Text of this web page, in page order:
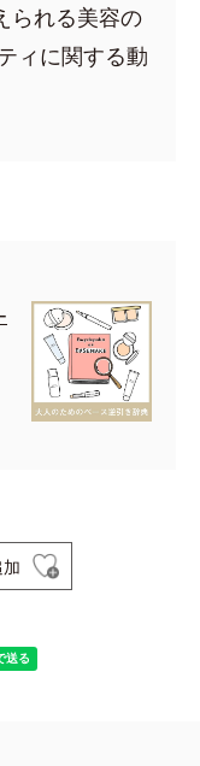
られる美容の
ィに関する動